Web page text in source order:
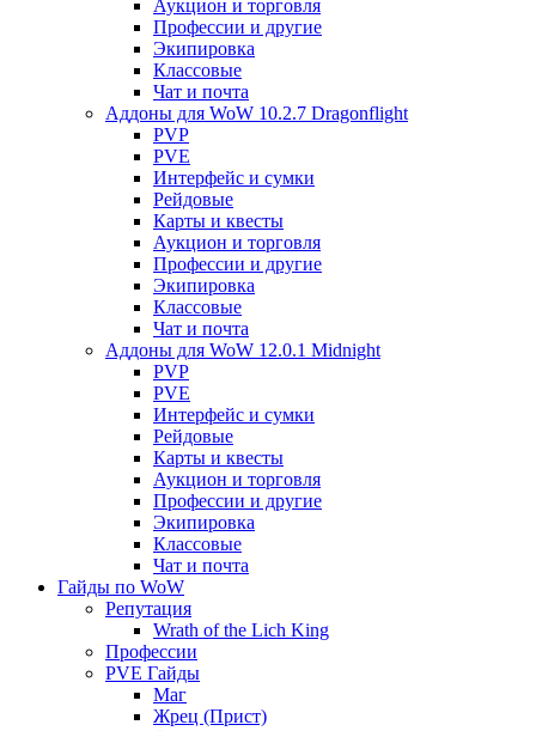
Аукцион и торговля
Профессии и другие
Экипировка
Классовые
Чат и почта
Аддоны для WoW 10.2.7 Dragonflight
PVP
PVE
Интерфейс и сумки
Рейдовые
Карты и квесты
Аукцион и торговля
Профессии и другие
Экипировка
Классовые
Чат и почта
Аддоны для WoW 12.0.1 Midnight
PVP
PVE
Интерфейс и сумки
Рейдовые
Карты и квесты
Аукцион и торговля
Профессии и другие
Экипировка
Классовые
Чат и почта
Гайды по WoW
Репутация
Wrath of the Lich King
Профессии
PVE Гайды
Маг
Жрец (Прист)